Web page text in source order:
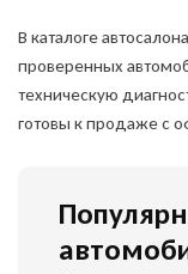
В каталоге
проверенных
техническую
готовы к продаже с